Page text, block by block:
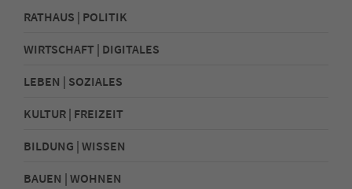
RATHAUS | POLITIK
WIRTSCHAFT | DIGITALES
LEBEN | SOZIALES
KULTUR | FREIZEIT
BILDUNG | WISSEN
BAUEN | WOHNEN